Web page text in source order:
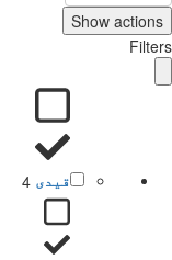
Show
قیدی 4